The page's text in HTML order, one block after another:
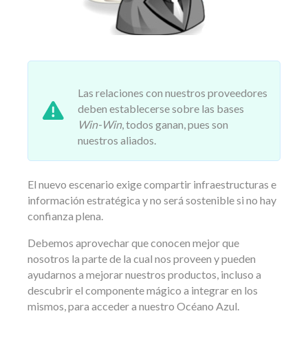
Las relaciones con nuestros proveedores
deben establecerse sobre las bases
Win-Win, todos ganan, pues son
nuestros aliados.
El nuevo escenario exige compartir infraestructuras e
información estratégica y no será sostenible si no hay
confianza plena.
Debemos aprovechar que conocen mejor que
nosotros la parte de la cual nos proveen y pueden
ayudarnos a mejorar nuestros productos, incluso a
descubrir el componente mágico a integrar en los
mismos, para acceder a nuestro Océano Azul.